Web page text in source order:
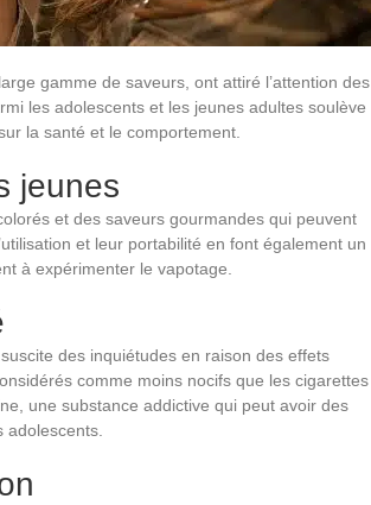
gamme de saveurs, ont attiré l’attention des
les adolescents et les jeunes adultes soulève
la santé et le comportement.
jeunes
et des saveurs gourmandes qui peuvent
et leur portabilité en font également un
à expérimenter le vapotage.
des inquiétudes en raison des effets
comme moins nocifs que les cigarettes
une substance addictive qui peut avoir des